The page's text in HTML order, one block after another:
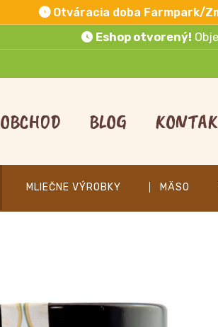
Otváracia doba Farmpark/
Eshop otvorený!
OBCHOD BLOG
MLIEČNE VÝROBKY MÄSO